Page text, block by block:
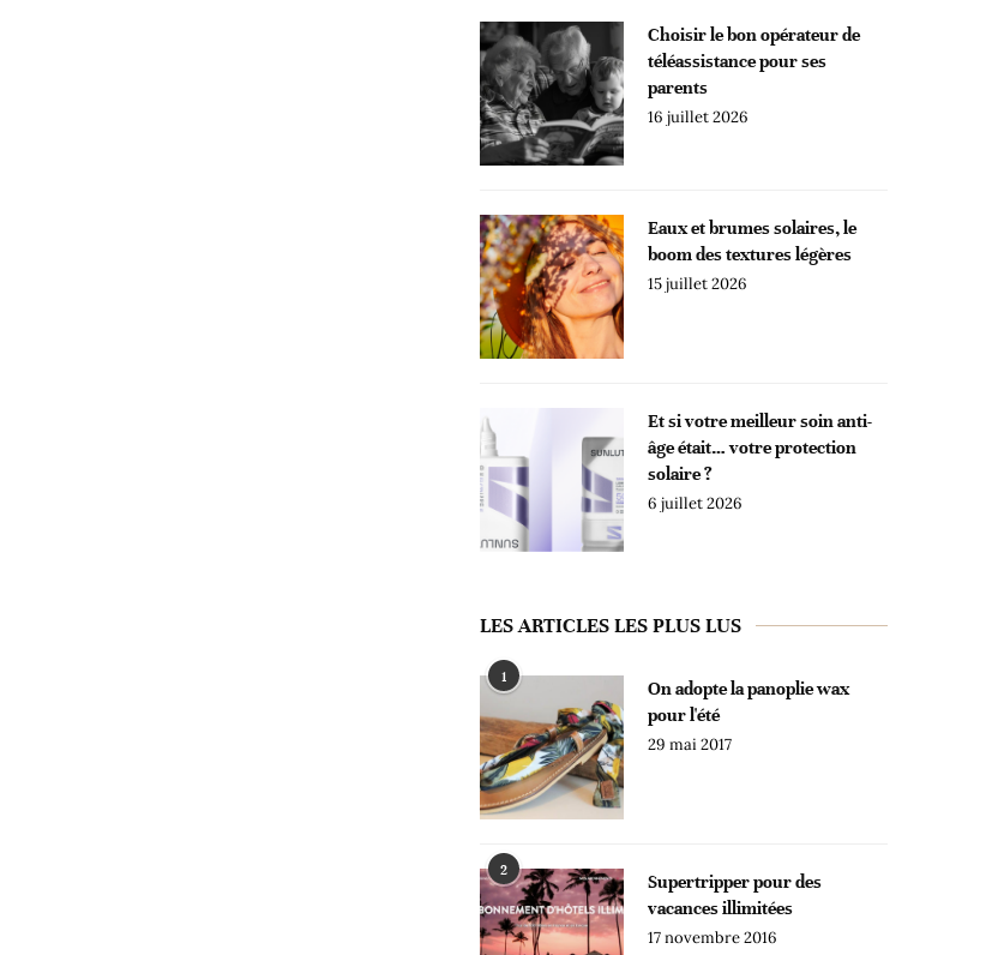
Choisir le bon opérateur de
téléassistance pour ses
parents
16 juillet 2026
Eaux et brumes solaires, le
boom des textures légères
15 juillet 2026
Et si votre meilleur soin anti-
âge était… votre protection
solaire ?
6 juillet 2026
LES ARTICLES LES PLUS LUS
1
On adopte la panoplie wax
pour l'été
29 mai 2017
2
Supertripper pour des
vacances illimitées
17 novembre 2016